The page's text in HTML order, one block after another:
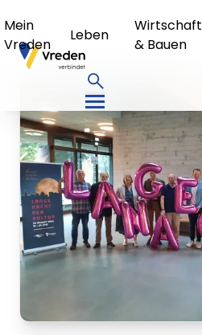
Mein
Vreden
Leben
Wirtschaft
& Bauen